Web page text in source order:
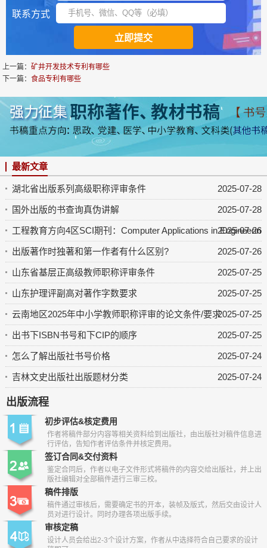
联系方式
上一篇：矿井开发技术专利有哪些
下一篇：食品专利有哪些
最新文章
2025-07-28
湖北省出版系列高级职称评审条件
2025-07-28
国外出版的书查询真伪讲解
2025-07-26
工程教育方向4区SCI期刊：Computer Applications in
2025-07-26
出版著作时独著和第一作者有什么区别?
2025-07-25
山东省基层正高级教师职称评审条件
2025-07-25
山东护理评副高对著作字数要求
2025-07-25
云南地区2025年中小学教师职称评审的论文条件/要求
2025-07-25
出书下ISBN书号和下CIP的顺序
2025-07-24
怎么了解出版社书号价格
2025-07-24
吉林文史出版社出版题材分类
出版流程
初步评估&核定费用
作者将稿件部分内容等相关资料给到出版社，由出版社对稿件信息进
行评估，告知作者评估条件并核定费用。
签订合同&交付资料
鉴定合同后，作者以电子文件形式将稿件的内容交给出版社，并上出
版社编辑对全部稿件进行三审三校。
稿件排版
稿件通过审核后，需要确定书的开本，装帧及版式，然后交由设计人
员对进行设计。同时办理各项出版手续。
审核定稿
设计人员会给出2-3个设计方案，作者从中选择符合自己要求的设计